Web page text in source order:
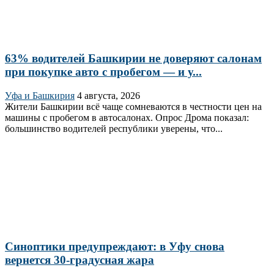
63% водителей Башкирии не доверяют салонам
при покупке авто с пробегом — и у...
Уфа и Башкирия 4 августа, 2026
Жители Башкирии всё чаще сомневаются в честности цен на
машины с пробегом в автосалонах. Опрос Дрома показал:
большинство водителей республики уверены, что...
Синоптики предупреждают: в Уфу снова
вернется 30-градусная жара